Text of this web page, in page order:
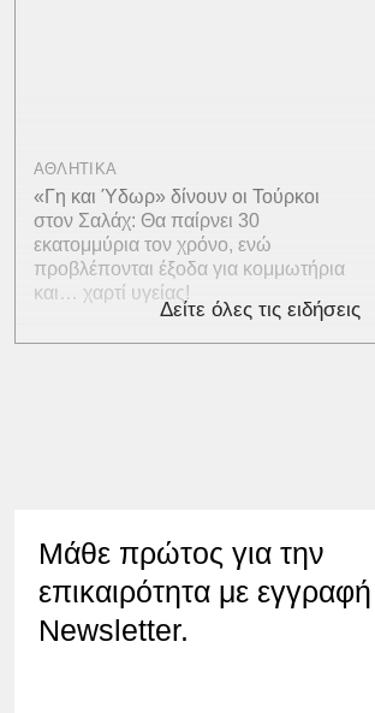
ΑΘΛΗΤΙΚΑ
«Γη και Ύδωρ» δίνουν οι Τούρκοι
στον Σαλάχ: Θα παίρνει 30
εκατομμύρια τον χρόνο, ενώ
προβλέπονται έξοδα για κομμωτήρια
και… χαρτί υγείας!
Δείτε όλες τις ειδήσεις
Μάθε πρώτος για την
επικαιρότητα με
Newsletter.